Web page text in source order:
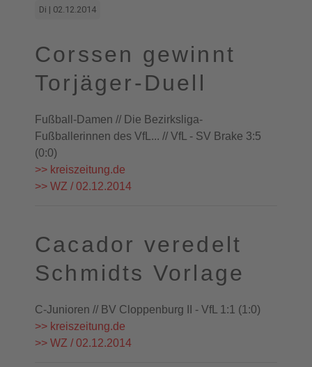
Di | 02.12.2014
Corssen gewinnt
Torjäger-Duell
Fußball-Damen // Die Bezirksliga-
Fußballerinnen des VfL... // VfL - SV Brake 3:5
(0:0)
>> kreiszeitung.de
>> WZ / 02.12.2014
Cacador veredelt
Schmidts Vorlage
C-Junioren // BV Cloppenburg II - VfL 1:1 (1:0)
>> kreiszeitung.de
>> WZ / 02.12.2014